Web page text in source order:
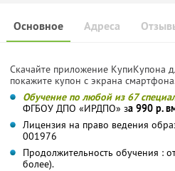
Основное Адреса
Скачайте приложение КупиКупона
покажите купон с экрана
Обучение по любой из 67
ФГБОУ ДПО «ИРДПО» за 990 р.
Лицензия на право ведения
001976
Продолжительность обучения :
более).